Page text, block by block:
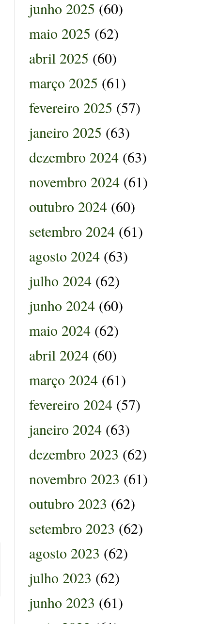
junho 2025 (60)
maio 2025 (62)
abril 2025 (60)
março 2025 (61)
fevereiro 2025 (57)
janeiro 2025 (63)
dezembro 2024 (63)
novembro 2024 (61)
outubro 2024 (60)
setembro 2024 (61)
agosto 2024 (63)
julho 2024 (62)
junho 2024 (60)
maio 2024 (62)
abril 2024 (60)
março 2024 (61)
fevereiro 2024 (57)
janeiro 2024 (63)
dezembro 2023 (62)
novembro 2023 (61)
outubro 2023 (62)
setembro 2023 (62)
agosto 2023 (62)
julho 2023 (62)
junho 2023 (61)